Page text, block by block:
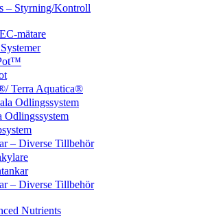
– Styrning/Kontroll
mätare
Terra Aquatica®
Odlingssystem
Odlingssystem
– Diverse Tillbehör
– Diverse Tillbehör
Nutrients